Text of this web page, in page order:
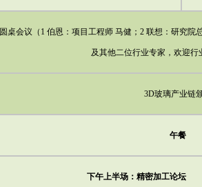
圆桌会议（1 伯恩：项目工程师 马健；2 联想：研究院
及其他二位行业专家，欢迎行
3D玻璃产业链
午餐
下午上半场：精密加工论坛